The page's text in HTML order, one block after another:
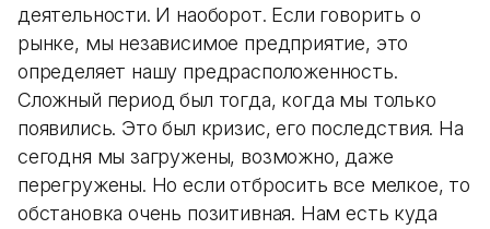
деятельности. И наоборот. Если говорить о
рынке, мы независимое предприятие, это
определяет нашу предрасположенность.
Сложный период был тогда, когда мы только
появились. Это был кризис, его последствия. На
сегодня мы загружены, возможно, даже
перегружены. Но если отбросить все мелкое, то
обстановка очень позитивная. Нам есть куда